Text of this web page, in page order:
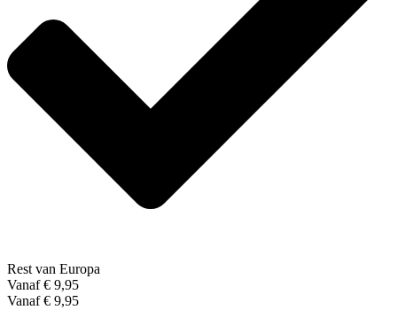
Rest van Europa
Vanaf € 9,95
Vanaf € 9,95